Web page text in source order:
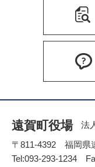
遠賀町役場
法
〒811-4392 福岡県
Tel:093-293-1234